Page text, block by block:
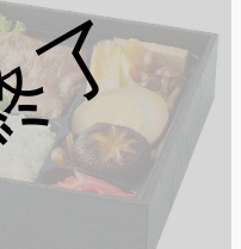
了